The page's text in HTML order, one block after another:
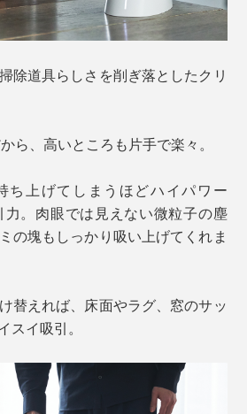
除道具らしさを削ぎ落としたクリ
ら、高いところも片手で楽々。
ち上げてしまうほどハイパワー
力。肉眼では見えない微粒子の塵
の塊もしっかり吸い上げてくれま
替えれば、床面やラグ、窓のサッ
スイ吸引。